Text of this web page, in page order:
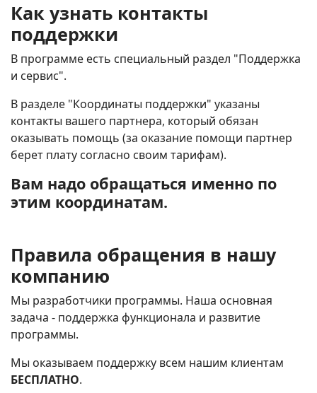
Как узнать контакты
поддержки
В программе есть специальный раздел "Поддержка
и сервис".
В разделе "Координаты поддержки" указаны
контакты вашего партнера, который обязан
оказывать помощь (за оказание помощи партнер
берет плату согласно своим тарифам).
Вам надо обращаться именно по
этим координатам.
Правила обращения в нашу
компанию
Мы разработчики программы. Наша основная
задача - поддержка функционала и развитие
программы.
Мы оказываем поддержку всем нашим клиентам
БЕСПЛАТНО.